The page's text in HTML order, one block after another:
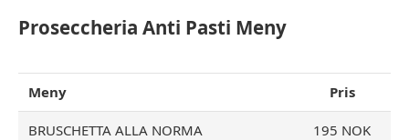
Proseccheria Anti Pasti Meny
Meny Pris
BRUSCHETTA ALLA NORMA 195 NOK